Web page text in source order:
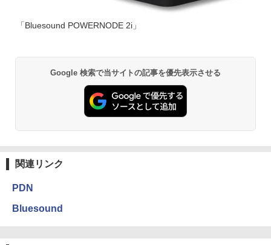
「Bluesound POWERNODE 2i」
Google 検索で当サイトの記事を優先表示させる
関連リンク
PDN
Bluesound